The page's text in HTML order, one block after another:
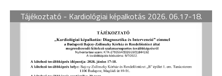
Tájékoztató - Kardiológiai képalkotás 2026. 06.17-18.